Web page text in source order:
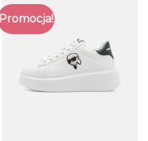
Promocja!